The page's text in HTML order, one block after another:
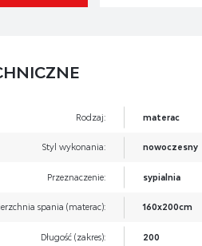
Rodzaj: materac
Styl wykonania: nowoczesny
Przeznaczenie: sypialnia
spania (materac): 160x200cm
Długość (zakres): 200